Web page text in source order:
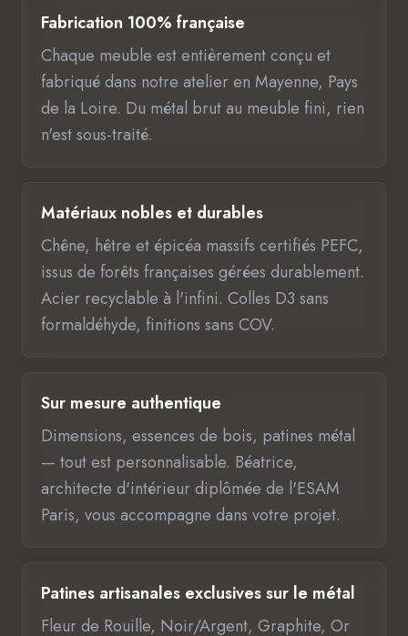
Fabrication 100% française
Chaque meuble est entièrement conçu et
fabriqué dans notre atelier en Mayenne, Pays
de la Loire. Du métal brut au meuble fini, rien
n'est sous-traité.
Matériaux nobles et durables
Chêne, hêtre et épicéa massifs certifiés PEFC,
issus de forêts françaises gérées durablement.
Acier recyclable à l'infini. Colles D3 sans
formaldéhyde, finitions sans COV.
Sur mesure authentique
Dimensions, essences de bois, patines métal
— tout est personnalisable. Béatrice,
architecte d'intérieur diplômée de l'ESAM
Paris, vous accompagne dans votre projet.
Patines artisanales exclusives sur le métal
Fleur de Rouille, Noir/Argent, Graphite, Or